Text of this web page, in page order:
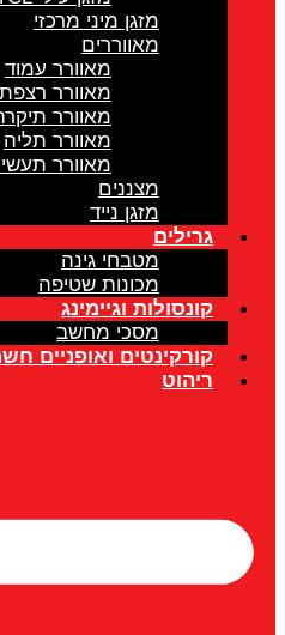
מזגן מיני מרכזי
מאווררים
מאוורר עמוד
מאוורר
מאוורר
מאוורר תליה
מאוורר
מצננים
מזגן נייד
גרילים
מטבחי גינה
מכונות שטיפה
קונסולות וגיימינג
מסכי מחשב
קורקינטים ואופניים
ריהוט